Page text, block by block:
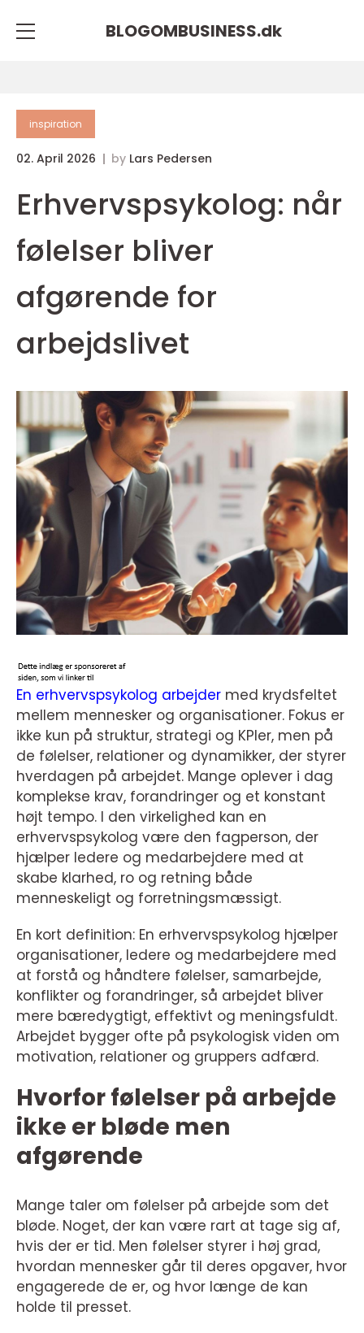
BLOGOMBUSINESS.dk
inspiration
02. April 2026 by Lars Pedersen
Erhvervspsykolog: når
følelser bliver
afgørende for
arbejdslivet
En erhvervspsykolog arbejder med krydsfeltet
mellem mennesker og organisationer. Fokus er
ikke kun på struktur, strategi og KPIer, men på
de følelser, relationer og dynamikker, der styrer
hverdagen på arbejdet. Mange oplever i dag
komplekse krav, forandringer og et konstant
højt tempo. I den virkelighed kan en
erhvervspsykolog være den fagperson, der
hjælper ledere og medarbejdere med at
skabe klarhed, ro og retning både
menneskeligt og forretningsmæssigt.
En kort definition: En erhvervspsykolog hjælper
organisationer, ledere og medarbejdere med
at forstå og håndtere følelser, samarbejde,
konflikter og forandringer, så arbejdet bliver
mere bæredygtigt, effektivt og meningsfuldt.
Arbejdet bygger ofte på psykologisk viden om
motivation, relationer og gruppers adfærd.
Hvorfor følelser på arbejde
ikke er bløde men
afgørende
Mange taler om følelser på arbejde som det
bløde. Noget, der kan være rart at tage sig af,
hvis der er tid. Men følelser styrer i høj grad,
hvordan mennesker går til deres opgaver, hvor
engagerede de er, og hvor længe de kan
holde til presset.